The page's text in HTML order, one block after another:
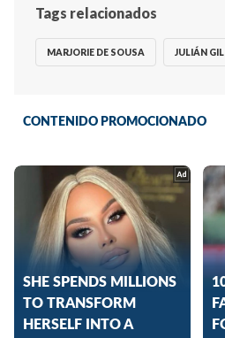
Tags relacionados
MARJORIE DE SOUSA JULIÁN GIL